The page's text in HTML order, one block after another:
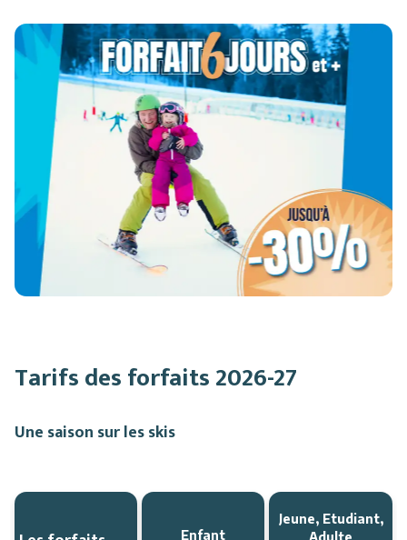
Tarifs des forfaits 2026-27
Une saison sur les skis
Enfant
Jeune, Etudiant,
Adulte